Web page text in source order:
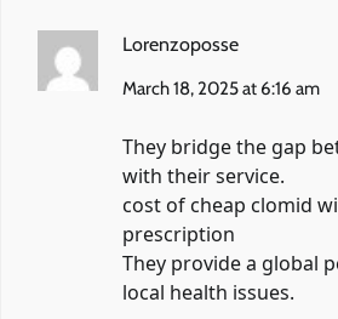
Lorenzoposse
March 18, 2025 at 6:16 am
They bridge the gap
with their service.
cost of cheap clomid
prescription
They provide a global
local health issues.